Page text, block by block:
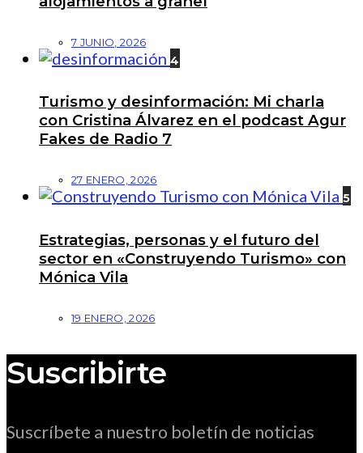
7 JUNIO, 2026
4
Turismo y desinformación: Mi charla
con Cristina Álvarez en el podcast Agur
Fakes de Radio 7
27 ENERO, 2026
5
Estrategias, personas y el futuro del
sector en «Construyendo Turismo» con
Mónica Vila
19 ENERO, 2026
Suscribirte
Suscríbete a nuestro boletín de noticias